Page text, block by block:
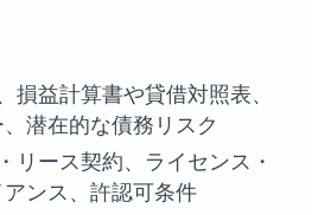
損益計算書や貸借対照表、
潜在的な債務リスク
リース契約、ライセンス・
ンス、許認可条件